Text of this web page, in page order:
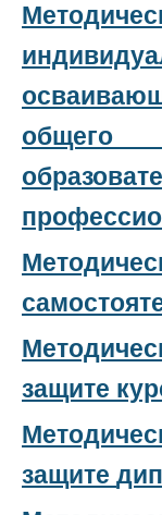
М
общего
защите
защите